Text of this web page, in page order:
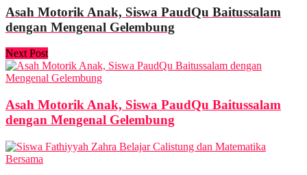
Asah Motorik Anak, Siswa PaudQu Baitussalam
dengan Mengenal Gelembung
Next Post
Asah Motorik Anak, Siswa PaudQu Baitussalam
dengan Mengenal Gelembung